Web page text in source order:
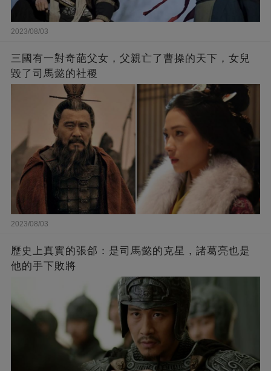
2023/08/03
三國有一對奇葩父女，父親亡了曹操的天下，女兒
毀了司馬懿的社稷
2023/08/03
歷史上真實的張郃：是司馬懿的克星，諸葛亮也是
他的手下敗將